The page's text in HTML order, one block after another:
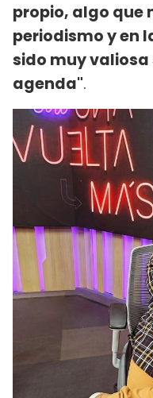
propio, algo que
periodismo y en
sido muy valiosa
agenda".